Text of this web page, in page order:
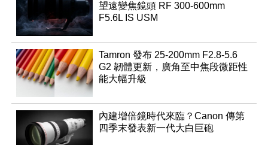
望遠變焦鏡頭 RF 300-600mm
F5.6L IS USM
Tamron 發布 25-200mm F2.8-5.6
G2 韌體更新，廣角至中焦段微距性
能大幅升級
內建增倍鏡時代來臨？Canon 傳第
四季末發表新一代大白巨砲